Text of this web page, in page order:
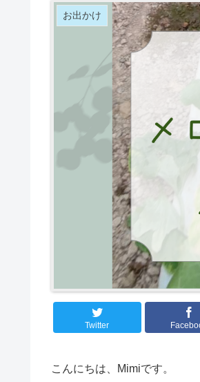
お出かけ
Twitter
こんにちは、Mimiです。